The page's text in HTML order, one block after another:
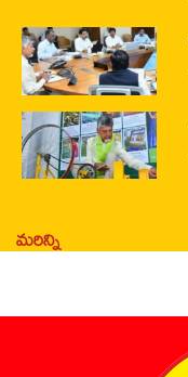
మరిన్ని